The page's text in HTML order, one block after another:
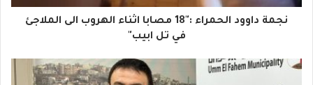
ا
إ
نجمة داوود الحمراء :"18 مصابا اثناء الهروب الى الملاجئ
في تل ابيب"